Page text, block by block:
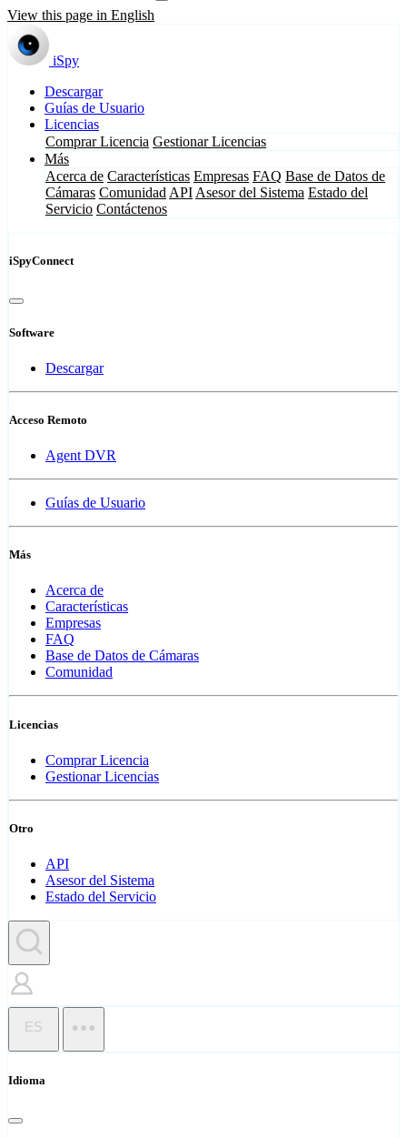
View this page in English
iSpy
Descargar
Guías de Usuario
Licencias
Comprar Licencia Gestionar Licencias
Más
Acerca de Características Empresas FAQ Base de Datos de
Cámaras Comunidad API Asesor del Sistema Estado del
Servicio Contáctenos
iSpyConnect
Software
Descargar
Acceso Remoto
Agent DVR
Guías de Usuario
Más
Acerca de
Características
Empresas
FAQ
Base de Datos de Cámaras
Comunidad
Licencias
Comprar Licencia
Gestionar Licencias
Otro
API
Asesor del Sistema
Estado del Servicio
ES
Idioma